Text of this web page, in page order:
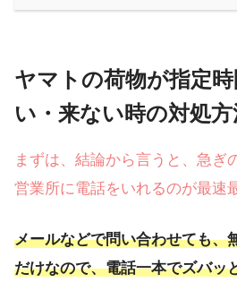
ヤマトの荷物が指定
い・来ない時の対処方
まずは、結論から言うと、急ぎ
営業所に電話をいれるのが最速
メールなどで問い合わせても、
だけなので、電話一本でズバッ